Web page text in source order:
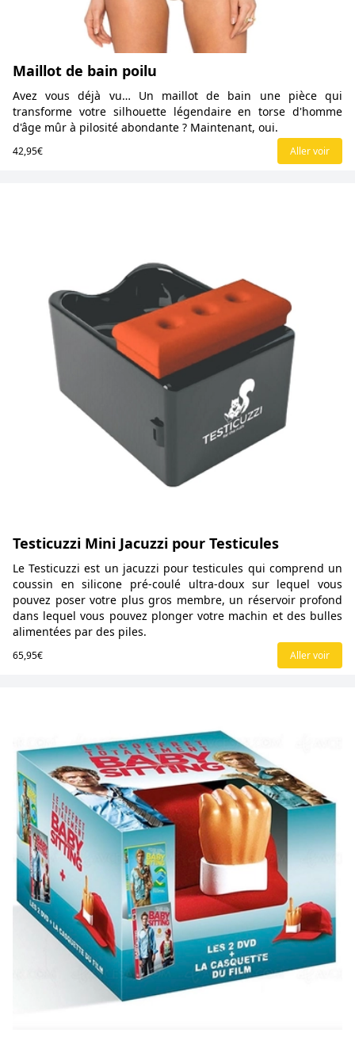
Maillot de bain poilu
Avez vous déjà vu… Un maillot de bain une pièce qui
transforme votre silhouette légendaire en torse d'homme
d'âge mûr à pilosité abondante ? Maintenant, oui.
42,95€ Aller voir
Testicuzzi Mini Jacuzzi pour Testicules
Le Testicuzzi est un jacuzzi pour testicules qui comprend un
coussin en silicone pré-coulé ultra-doux sur lequel vous
pouvez poser votre plus gros membre, un réservoir profond
dans lequel vous pouvez plonger votre machin et des bulles
alimentées par des piles.
65,95€ Aller voir